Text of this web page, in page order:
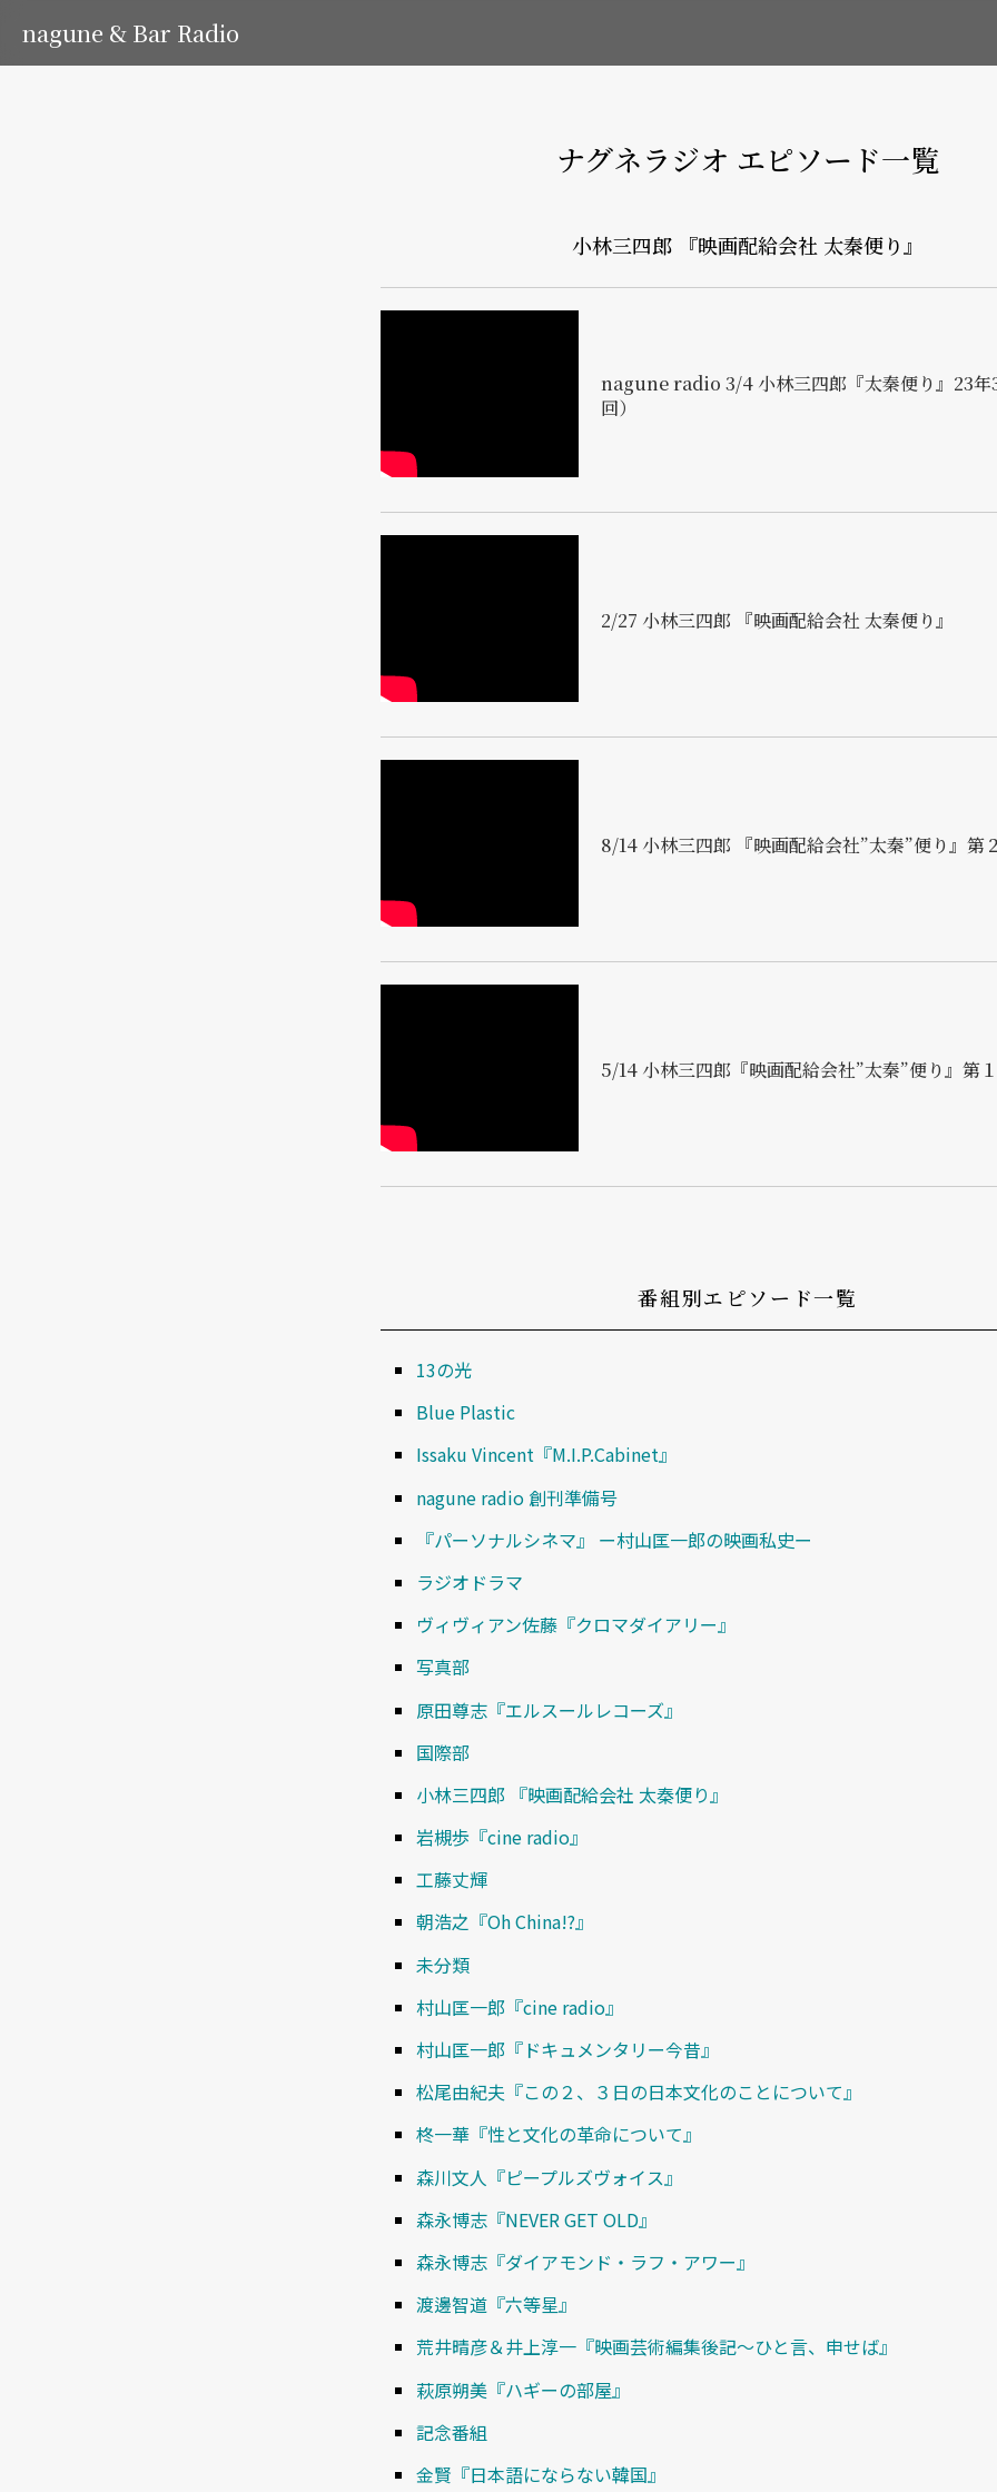
nagune & Bar Radio
ナグネラジオ エピソード一覧
小林三四郎 『映画配給会社 太秦便り』
nagune radio 3/4 小林三四郎『太秦便り』23年
回）
2/27 小林三四郎 『映画配給会社 太秦便り』
8/14 小林三四郎 『映画配給会社”太秦”便り』第
5/14 小林三四郎『映画配給会社”太秦”便り』第
番組別エピソード一覧
13の光
Blue Plastic
Issaku Vincent『M.I.P.Cabinet』
nagune radio 創刊準備号
『パーソナルシネマ』 ー村山匡一郎の映画私史ー
ラジオドラマ
ヴィヴィアン佐藤『クロマダイアリー』
写真部
原田尊志『エルスールレコーズ』
国際部
小林三四郎 『映画配給会社 太秦便り』
岩槻歩『cine radio』
工藤丈輝
朝浩之『Oh China!?』
未分類
村山匡一郎『cine radio』
村山匡一郎『ドキュメンタリー今昔』
松尾由紀夫『この２、３日の日本文化のことについて』
柊一華『性と文化の革命について』
森川文人『ピープルズヴォイス』
森永博志『NEVER GET OLD』
森永博志『ダイアモンド・ラフ・アワー』
渡邊智道『六等星』
荒井晴彦＆井上淳一『映画芸術編集後記〜ひと言、申せば』
萩原朔美『ハギーの部屋』
記念番組
金賢『日本語にならない韓国』